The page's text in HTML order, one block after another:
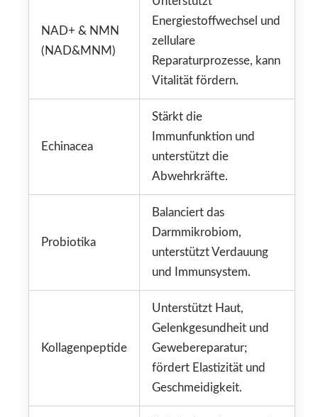
NAD+ & NMN
(NAD&MNM)
Energiestoffwechsel und
zellulare
Reparaturprozesse, kann
Vitalität fördern.
Echinacea
Stärkt die
Immunfunktion und
unterstützt die
Abwehrkräfte.
Probiotika
Balanciert das
Darmmikrobiom,
unterstützt Verdauung
und Immunsystem.
Kollagenpeptide
Unterstützt Haut,
Gelenkgesundheit und
Gewebereparatur;
fördert Elastizität und
Geschmeidigkeit.